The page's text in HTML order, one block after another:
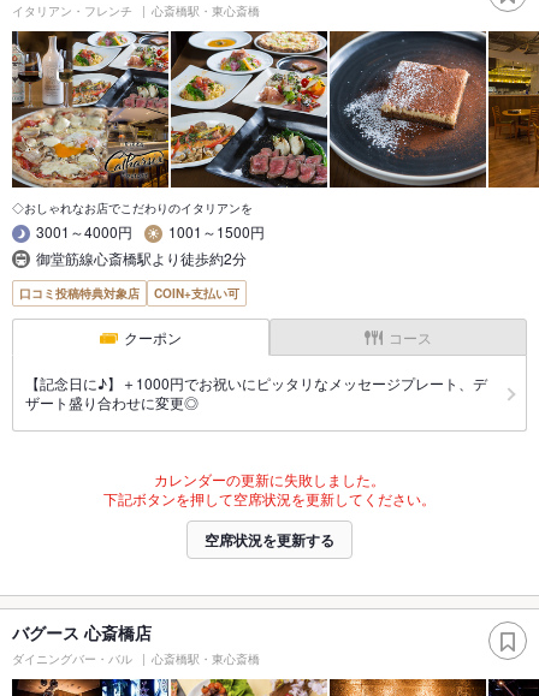
イタリアン・フレンチ 心斎橋駅・東心斎橋
◇おしゃれなお店でこだわりのイタリアンを
3001～4000円
1001～1500円
御堂筋線心斎橋駅より徒歩約2分
口コミ投稿特典対象店 COIN+支払い可
クーポン コース
【記念日に♪】＋1000円でお祝いにピッタリなメッセージプレート、デ
ザート盛り合わせに変更◎
カレンダーの更新に失敗しました。
下記ボタンを押して空席状況を更新してください。
空席状況を更新する
バグース 心斎橋店
ダイニングバー・バル 心斎橋駅・東心斎橋